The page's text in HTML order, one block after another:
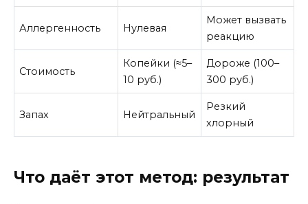
Аллергенность Нулевая
Может вызвать
реакцию
Стоимость
Копейки (≈5–
10 руб.)
Дороже (100–
300 руб.)
Запах Нейтральный
Резкий
хлорный
Что даёт этот метод: результат